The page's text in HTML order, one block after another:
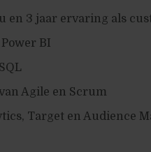
en 3 jaar ervaring als
BI
Agile en Scrum
Target en Audience